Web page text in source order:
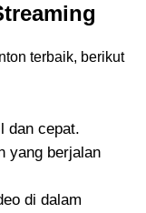
terbaik, berikut
dan cepat.
yang berjalan
di dalam